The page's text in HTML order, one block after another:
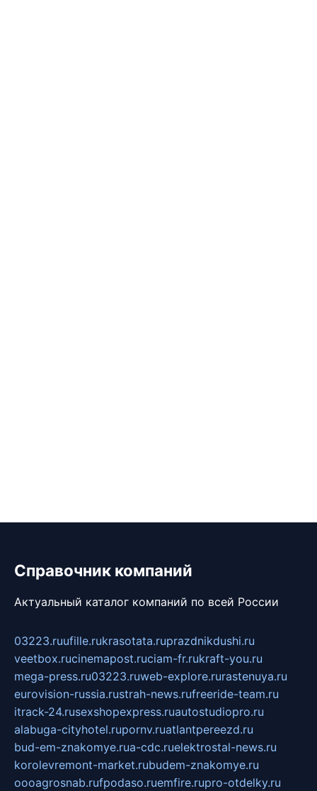
Справочник компаний
Актуальный каталог компаний по всей России
03223.ruufille.rukrasotata.ruprazdnikdushi.ru
veetbox.rucinemapost.ruciam-fr.rukraft-you.ru
mega-press.ru03223.ruweb-explore.rurastenuya.ru
eurovision-russia.rustrah-news.rufreeride-team.ru
itrack-24.rusexshopexpress.ruautostudiopro.ru
alabuga-cityhotel.rupornv.ruatlantpereezd.ru
bud-em-znakomye.rua-cdc.ruelektrostal-news.ru
korolevremont-market.rubudem-znakomye.ru
oooagrosnab.rufpodaso.ruemfire.rupro-otdelky.ru